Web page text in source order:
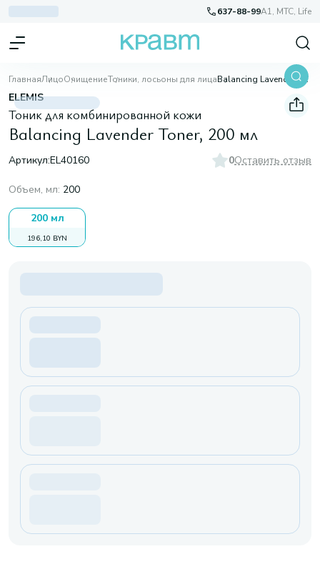
637-88-99A1, МТС, Life
ГлавнаяЛицоОчищениеТоники, лосьоны для лица Balancing Lavender Toner, 200 мл
ELEMIS
Тоник для комбинированной кожи
Balancing Lavender Toner, 200 мл
Артикул:EL40160 0Оставить отзыв
Объем, мл: 200
200 мл
196,10 BYN